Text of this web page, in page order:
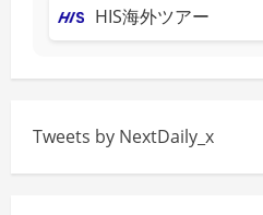
HIS海外ツアー
Tweets by NextDaily_x